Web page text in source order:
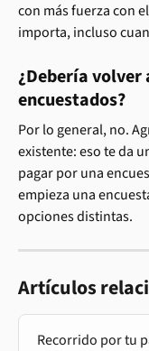
con más fuerza con
importa, incluso
¿Debería volver
encuestados?
Por lo general, no.
existente: eso te da
pagar por una
empieza una
opciones distintas.
Artículos
Recorrido por tu